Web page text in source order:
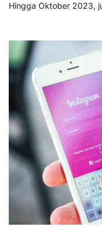
Hingga Oktober 2023,